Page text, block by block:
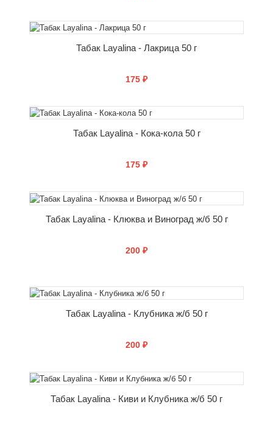
СООБЩИТЬ О ПОСТУПЛЕНИИ
Табак Layalina - Лакрица 50 г
175 ₽
СООБЩИТЬ О ПОСТУПЛЕНИИ
Табак Layalina - Кока-кола 50 г
175 ₽
СООБЩИТЬ О ПОСТУПЛЕНИИ
Табак Layalina - Клюква и Виноград ж/б 50 г
200 ₽
СООБЩИТЬ О ПОСТУПЛЕНИИ
Табак Layalina - Клубника ж/б 50 г
200 ₽
СООБЩИТЬ О ПОСТУПЛЕНИИ
Табак Layalina - Киви и Клубника ж/б 50 г